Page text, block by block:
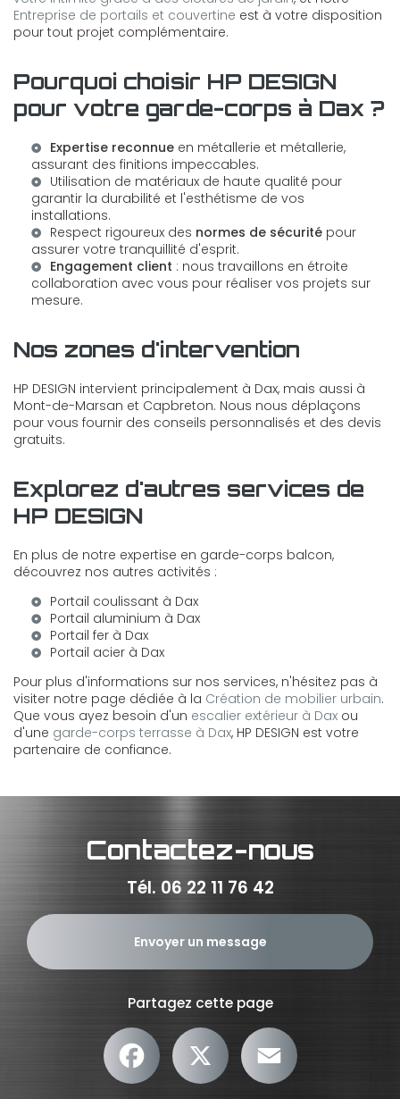
Entreprise de portails et couvertine est à votre disposition
pour tout projet complémentaire.
Pourquoi choisir HP DESIGN
pour votre garde-corps à Dax ?
Expertise reconnue en métallerie et métallerie,
assurant des finitions impeccables.
Utilisation de matériaux de haute qualité pour
garantir la durabilité et l'esthétisme de vos
installations.
Respect rigoureux des normes de sécurité pour
assurer votre tranquillité d'esprit.
Engagement client : nous travaillons en étroite
collaboration avec vous pour réaliser vos projets sur
mesure.
Nos zones d'intervention
HP DESIGN intervient principalement à Dax, mais aussi à
Mont-de-Marsan et Capbreton. Nous nous déplaçons
pour vous fournir des conseils personnalisés et des devis
gratuits.
Explorez d'autres services de
HP DESIGN
En plus de notre expertise en garde-corps balcon,
découvrez nos autres activités :
Portail coulissant à Dax
Portail aluminium à Dax
Portail fer à Dax
Portail acier à Dax
Pour plus d'informations sur nos services, n'hésitez pas à
visiter notre page dédiée à la Création de mobilier urbain.
Que vous ayez besoin d'un escalier extérieur à Dax ou
d'une garde-corps terrasse à Dax, HP DESIGN est votre
partenaire de confiance.
Contactez-nous
Tél. 06 22 11 76 42
Envoyer un message
Partagez cette page
Facebook